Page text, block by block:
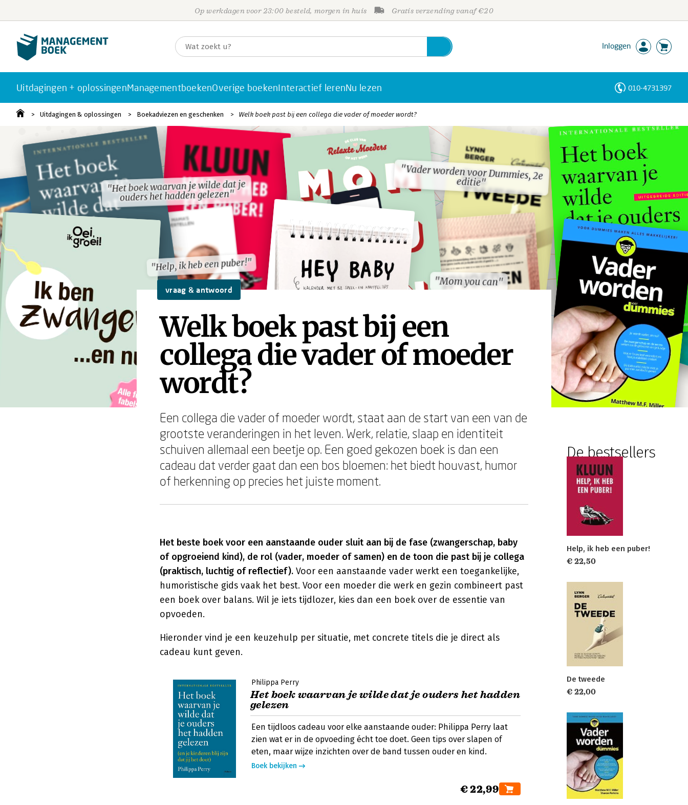
Op werkdagen voor 23:00 besteld, morgen in huis Gratis verzending vanaf €20
Inloggen
Uitdagingen + oplossingenManagementboekenOverige boekenInteractief lerenNu lezen 010-4731397
Uitdagingen & oplossingen Boekadviezen en geschenken Welk boek past bij een collega die vader of moeder wordt?
"Het boek waarvan je wilde dat je
ouders het hadden gelezen"
"Vader worden voor Dummies, 2e
editie"
"Help, ik heb een puber!"
"Mom you can"
"Het boek waarvan je wilde dat je
ouders het hadden gelezen"
"Vader worden voor Dummies, 2e
editie"
"Help, ik heb een puber!"
"Mom you can"
vraag & antwoord
Welk boek past bij een
collega die vader of moeder
wordt?
Een collega die vader of moeder wordt, staat aan de start van een van de
grootste veranderingen in het leven. Werk, relatie, slaap en identiteit
schuiven allemaal een beetje op. Een goed gekozen boek is dan een
cadeau dat verder gaat dan een bos bloemen: het biedt houvast, humor
of herkenning op precies het juiste moment.
Het beste boek voor een aanstaande ouder sluit aan bij de fase (zwangerschap, baby
of opgroeiend kind), de rol (vader, moeder of samen) en de toon die past bij je collega
(praktisch, luchtig of reflectief). Voor een aanstaande vader werkt een toegankelijke,
humoristische gids vaak het best. Voor een moeder die werk en gezin combineert past
een boek over balans. Wil je iets tijdlozer, kies dan een boek over de essentie van
opvoeden.
Hieronder vind je een keuzehulp per situatie, met concrete titels die je direct als
cadeau kunt geven.
Philippa Perry
Het boek waarvan je wilde dat je ouders het hadden
gelezen
Een tijdloos cadeau voor elke aanstaande ouder: Philippa Perry laat
zien wat er in de opvoeding écht toe doet. Geen tips over slapen of
eten, maar wijze inzichten over de band tussen ouder en kind.
Boek bekijken
€ 22,99
De bestsellers
Help, ik heb een puber!
€ 22,50
De tweede
€ 22,00
Personen
Trefwoorden